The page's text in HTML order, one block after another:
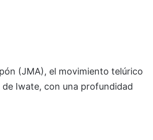
(JMA), el movimiento telúrico
Iwate, con una profundidad